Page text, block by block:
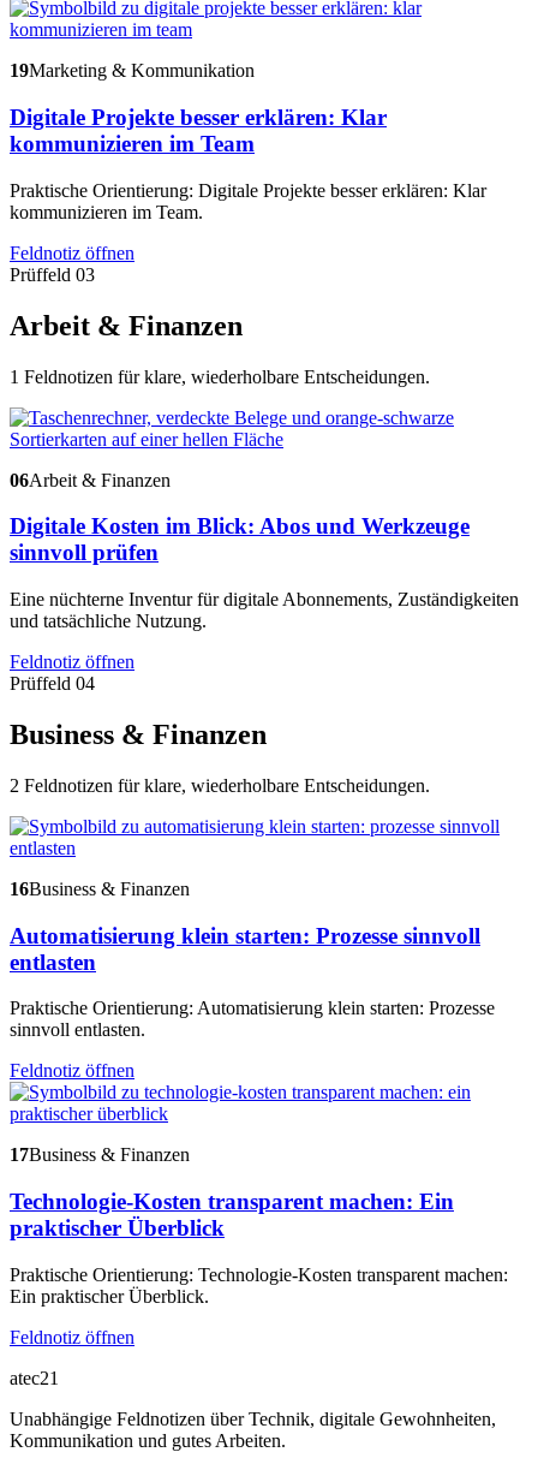
19Marketing & Kommunikation
Digitale Projekte besser erklären: Klar
kommunizieren im Team
Praktische Orientierung: Digitale Projekte besser erklären: Klar
kommunizieren im Team.
Feldnotiz öffnen
Prüffeld 03
Arbeit & Finanzen
1 Feldnotizen für klare, wiederholbare Entscheidungen.
06Arbeit & Finanzen
Digitale Kosten im Blick: Abos und Werkzeuge
sinnvoll prüfen
Eine nüchterne Inventur für digitale Abonnements, Zuständigkeiten
und tatsächliche Nutzung.
Feldnotiz öffnen
Prüffeld 04
Business & Finanzen
2 Feldnotizen für klare, wiederholbare Entscheidungen.
16Business & Finanzen
Automatisierung klein starten: Prozesse sinnvoll
entlasten
Praktische Orientierung: Automatisierung klein starten: Prozesse
sinnvoll entlasten.
Feldnotiz öffnen
17Business & Finanzen
Technologie-Kosten transparent machen: Ein
praktischer Überblick
Praktische Orientierung: Technologie-Kosten transparent machen:
Ein praktischer Überblick.
Feldnotiz öffnen
atec21
Unabhängige Feldnotizen über Technik, digitale Gewohnheiten,
Kommunikation und gutes Arbeiten.